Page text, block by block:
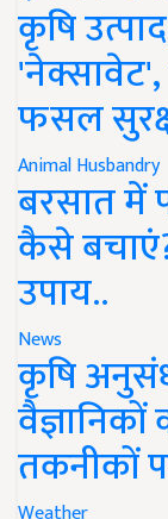
कृषि
'नेक्सावेट',
फसल
Animal Husbandry
बरसात में
कैसे
उपाय..
News
कृषि
तकनीकों